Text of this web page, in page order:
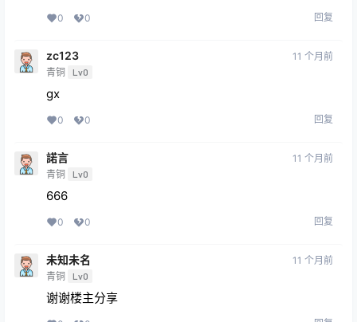
0 0 回复
zc123
青铜 Lv0
11 个月前
gx
0 0 回复
諾言
青铜 Lv0
11 个月前
666
0 0 回复
未知未名
青铜 Lv0
11 个月前
谢谢楼主分享